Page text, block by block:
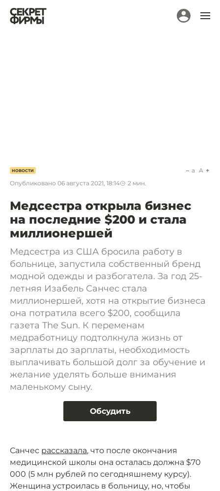
НОВОСТИ
Опубликовано 06 августа 2021, 18:14 2 мин.
a A
Медсестра открыла бизнес
на последние $200 и стала
миллионершей
Медсестра из США бросила работу в
больнице, запустила собственный бренд
модной одежды и разбогатела. За год 25-
летняя Изабель Санчес стала
миллионершей, хотя на открытие бизнеса
она потратила всего $200, сообщила
газета The Sun. К переменам
медработницу подтолкнула жизнь от
зарплаты до зарплаты, необходимость
выплачивать большой долг за обучение и
желание уделять больше внимания
маленькому сыну.
Обсудить
Санчес рассказала, что после окончания
медицинской школы она осталась должна $70
000 (5 млн рублей по сегодняшнему курсу).
Женщина устроилась в больницу, но, чтобы